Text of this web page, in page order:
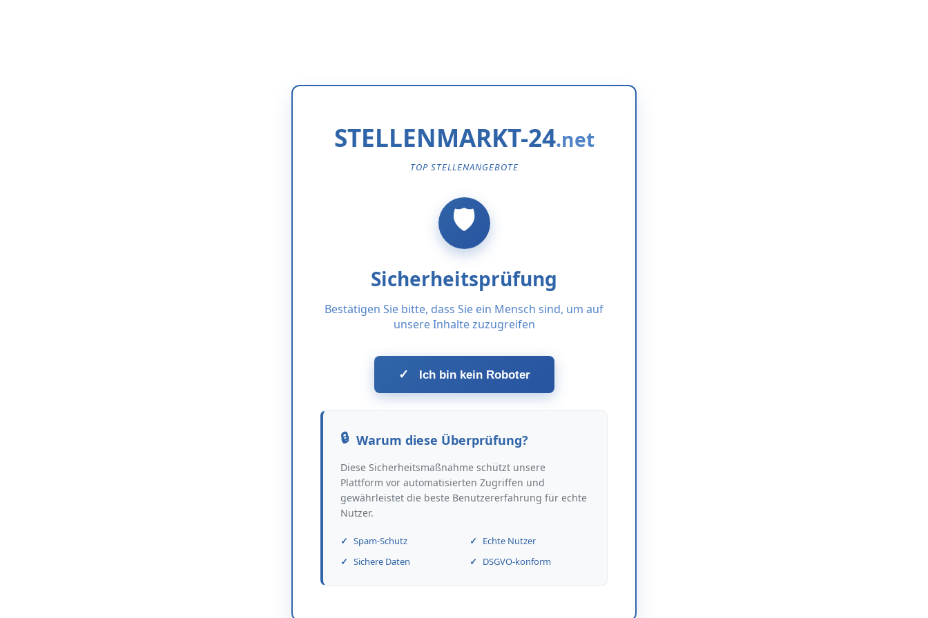
STELLENMARKT-24
TOP STELLENANGEBOTE
Sicherheitsprüfung
Bestätigen Sie bitte, dass Sie ein Mensch sind, um auf
unsere Inhalte zuzugreifen
✓ Ich bin kein Roboter
Warum diese Überprüfung?
Diese Sicherheitsmaßnahme schützt unsere
Plattform vor automatisierten Zugriffen und
gewährleistet die beste Benutzererfahrung für echte
Nutzer.
Spam-Schutz
Echte Nutzer
Sichere Daten
DSGVO-konform